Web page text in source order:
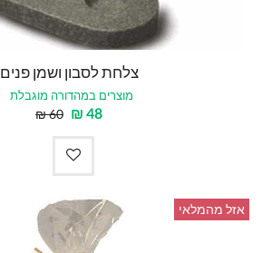
צלחת לסבון ושמן פנים
מוצרים במהדורה מוגבלת
48
₪
60
₪
אזל מהמלאי